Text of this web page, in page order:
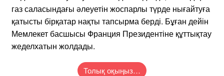
газ саласындағы әлеуетін жоспарлы түрде нығайтуға
қатысты бірқатар нақты тапсырма берді. Бұған дейін
Мемлекет басшысы Франция Президентіне құттықтау
жеделхатын жолдады.
Толық оқыңыз…